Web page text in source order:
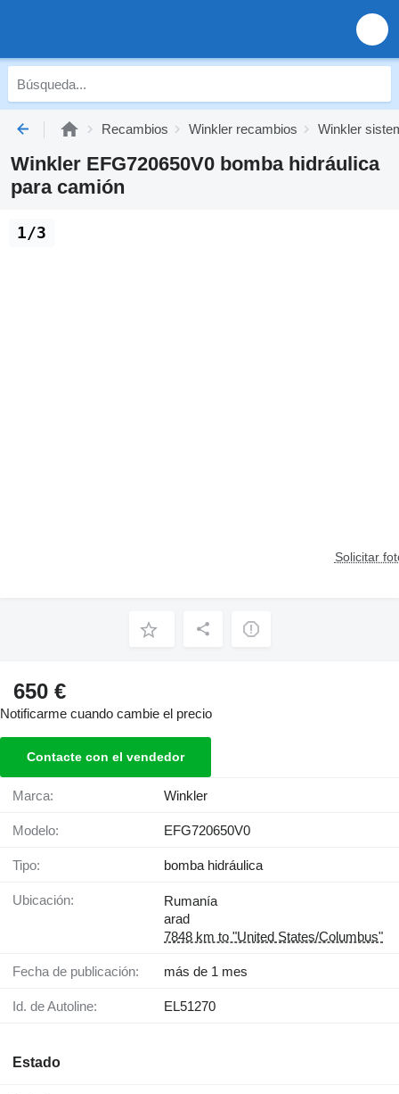
Recambios Winkler recambios Winkler
Winkler EFG720650V0 bomba hidráulica
para camión
Solicitar
1/3
650 €
Notificarme cuando cambie el precio
Contacte con el vendedor
Marca: Winkler
Modelo: EFG720650V0
Tipo: bomba hidráulica
Ubicación:
Rumanía
arad
7848 km to "United States/Columbus"
Fecha de publicación: más de 1 mes
Id. de Autoline: EL51270
Estado